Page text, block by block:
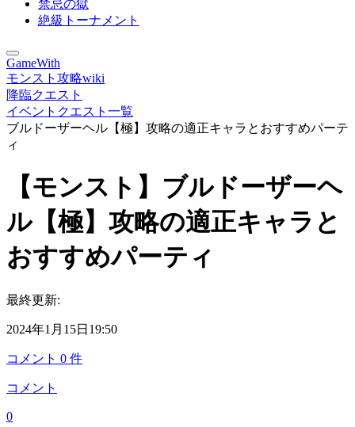
禁忌の獄
絶級トーナメント
GameWith
モンスト攻略wiki
降臨クエスト
イベントクエスト一覧
ブルドーザーヘル【極】攻略の適正キャラとおすすめパーテ
ィ
【モンスト】ブルドーザーヘ
ル【極】攻略の適正キャラと
おすすめパーティ
最終更新:
2024年1月15日19:50
コメント 0 件
コメント
0